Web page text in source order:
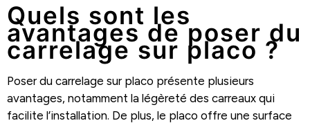
Quels sont les
avantages de poser du
carrelage sur placo ?
Poser du carrelage sur placo présente plusieurs
avantages, notamment la légèreté des carreaux qui
facilite l’installation. De plus, le placo offre une surface